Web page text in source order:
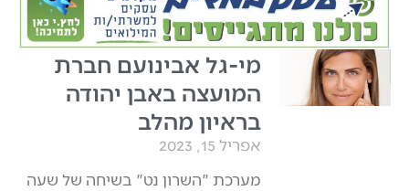
מי-גל אבינועם חברת
המועצה באבן יהודה
בראיון מהלב
אפריל 15, 2023
מערכת "השרון נט" בשיחה של שעה